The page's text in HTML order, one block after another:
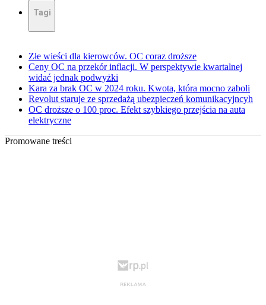
Tagi
Złe wieści dla kierowców. OC coraz droższe
Ceny OC na przekór inflacji. W perspektywie kwartalnej
widać jednak podwyżki
Kara za brak OC w 2024 roku. Kwota, która mocno zaboli
Revolut staruje ze sprzedażą ubezpieczeń komunikacyjncyh
OC droższe o 100 proc. Efekt szybkiego przejścia na auta
elektryczne
Promowane treści